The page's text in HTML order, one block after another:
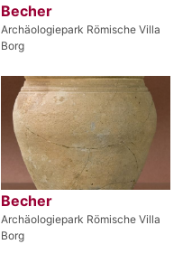
Becher
Archäologiepark Römische Villa
Borg
Becher
Archäologiepark Römische Villa
Borg